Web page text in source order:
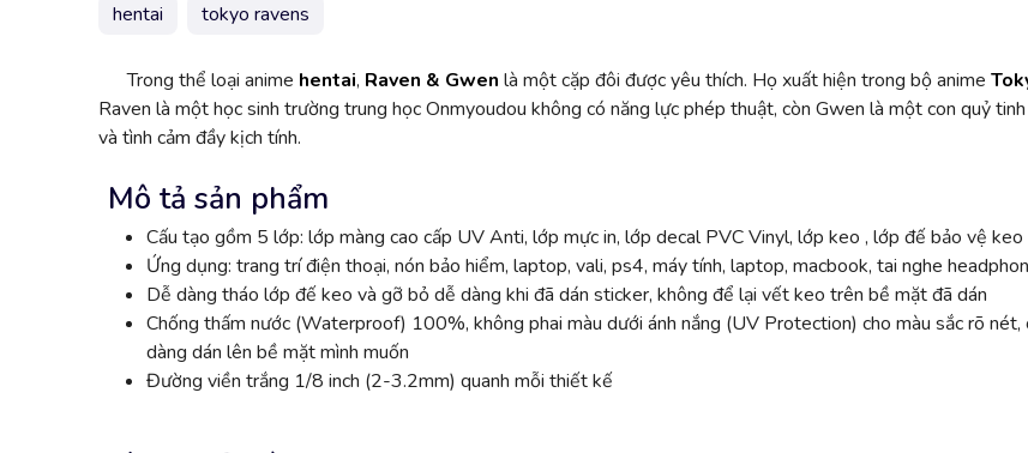
hentai tokyo ravens
Trong thể loại anime hentai, Raven & Gwen là một cặp đôi được yêu thích. Họ xuất hiện trong bộ anime
Raven là một học sinh trường trung học Onmyoudou không có năng lực phép thuật, còn Gwen là một con quỷ
và tình cảm đầy kịch tính.
Mô tả sản phẩm
Cấu tạo gồm 5 lớp: lớp màng cao cấp UV Anti, lớp mực in, lớp decal PVC Vinyl, lớp keo , lớp đế bảo vệ keo
Ứng dụng: trang trí điện thoại, nón bảo hiểm, laptop, vali, ps4, máy tính, laptop, macbook, tai nghe
Dễ dàng tháo lớp đế keo và gỡ bỏ dễ dàng khi đã dán sticker, không để lại vết keo trên bề mặt đã dán
Chống thấm nước (Waterproof) 100%, không phai màu dưới ánh nắng (UV Protection) cho màu sắc rõ nét,
dàng dán lên bề mặt mình muốn
Đường viền trắng 1/8 inch (2-3.2mm) quanh mỗi thiết kế